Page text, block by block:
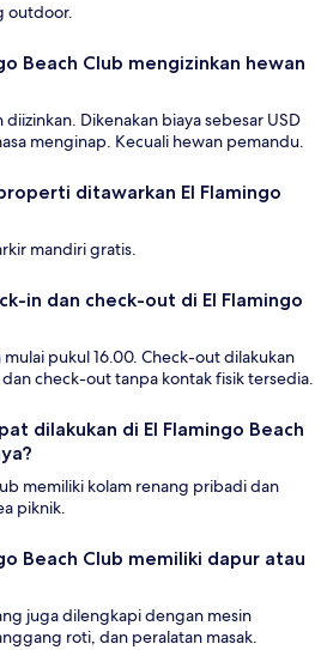
outdoor.
Beach Club mengizinkan hewan
diizinkan. Dikenakan biaya sebesar USD
menginap. Kecuali hewan pemandu.
ditawarkan El Flamingo
mandiri gratis.
in dan check-out di El Flamingo
pukul 16.00. Check-out dilakukan
dan check-out tanpa kontak fisik tersedia.
dilakukan di El Flamingo Beach
memiliki kolam renang pribadi dan
piknik.
Beach Club memiliki dapur atau
juga dilengkapi dengan mesin
roti, dan peralatan masak.